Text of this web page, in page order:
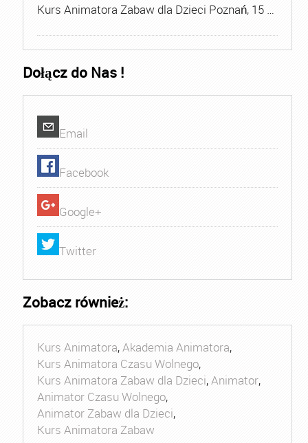
Kurs Animatora Zabaw dla Dzieci Poznań, 15 …
Dołącz do Nas !
Email
Facebook
Google+
Twitter
Zobacz również:
Kurs Animatora,Akademia Animatora,
Kurs Animatora Czasu Wolnego,
Kurs Animatora Zabaw dla Dzieci,Animator,
Animator Czasu Wolnego,
Animator Zabaw dla Dzieci,
Kurs Animatora Zabaw